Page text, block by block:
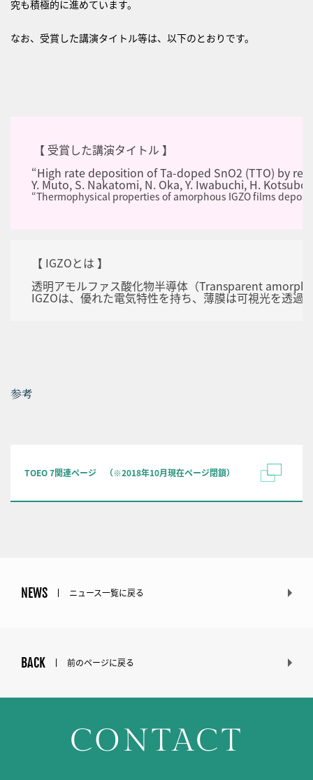
究も積極的に進めています。
なお、受賞した講演タイトル等は、以下のとおりです。
【 受賞した講演タイトル 】
“High rate deposition of Ta-doped SnO2 (TTO) by
Y. Muto, S. Nakatomi, N. Oka, Y. Iwabuchi, H.
“Thermophysical properties of amorphous IGZO films
【 IGZOとは 】
透明アモルファス酸化物半導体（Transparent
IGZOは、優れた電気特性を持ち、薄膜は可視光を透
参考
TOEO 7関連ページ （※2018年10月現在ページ閉鎖）
NEWS ニュース一覧に戻る
BACK 前のページに戻る
CONTACT